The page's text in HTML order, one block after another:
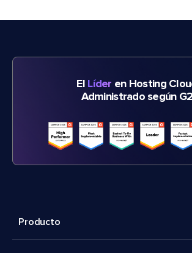
El Líder en Hosting
Administrado según G2
Producto